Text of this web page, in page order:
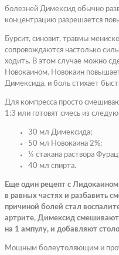
болезней Димексид обычно
концентрацию разрешается
Бурсит, синовит, травмы
сопровождаются настолько
ходить. В этом случае можно
Новокаином. Новокаин
Димексида, и боль стихает
Для компресса просто
1:3 или готовят смесь из
30 мл Димексида;
50 мл Новокаина 2%;
¼ стакана раствора
40 мл спирта.
Еще один рецепт с
в равных частях и разбавить
причиной болей стал
артрите, Димексид смешивают
на 1 ампулу, и добавляют
Мощным болеутоляющим и